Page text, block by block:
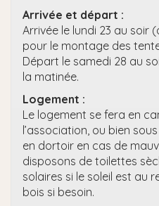
Arrivée et départ :
Arrivée le lundi 23 au soir
pour le montage des
Départ le samedi 28 au
la matinée.
Logement :
Le logement se fera en
l’association, ou bien
en dortoir en cas de
disposons de toilettes
solaires si le soleil est au
bois si besoin.